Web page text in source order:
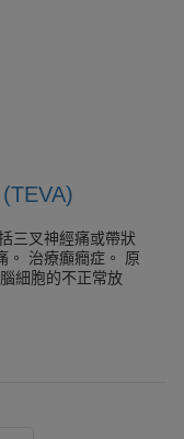
三叉神經痛或帶狀
。 治療癲癇症。 原
細胞的不正常放